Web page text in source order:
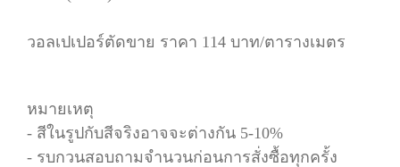
วอลเปเปอร์ตัดขาย ราคา 114 บาท/ตารางเมตร
หมายเหตุ
- สีในรูปกับสีจริงอาจจะต่างกัน 5-10%
- รบกวนสอบถามจำนวนก่อนการสั่งซื้อทุกครั้ง